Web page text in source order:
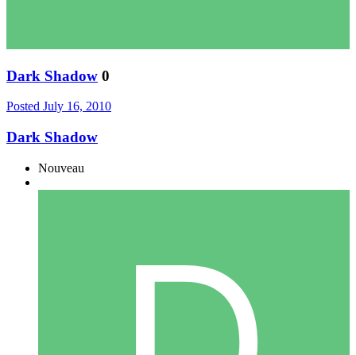
Dark Shadow 0
Posted July 16, 2010
Dark Shadow
Nouveau